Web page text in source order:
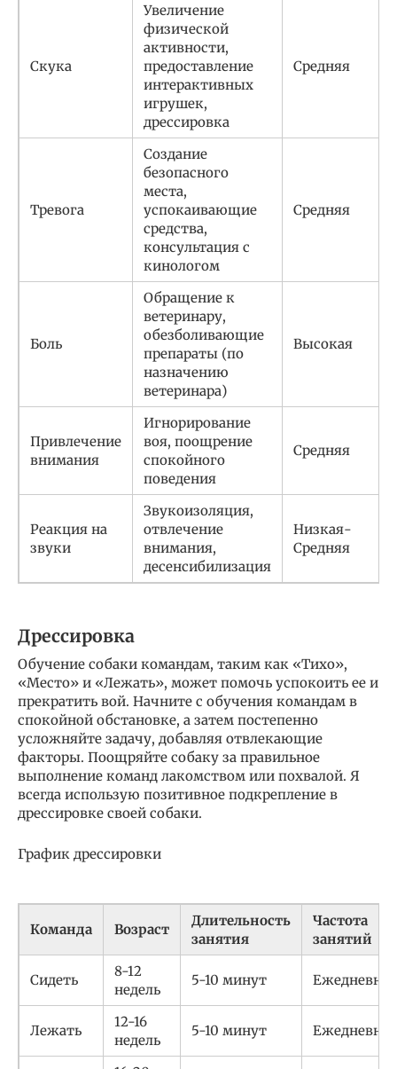
Скука
Увеличение
физической
активности,
предоставление
интерактивных
игрушек,
дрессировка
Средняя
Тревога
Создание
безопасного
места,
успокаивающие
средства,
консультация с
кинологом
Средняя
Боль
Обращение к
ветеринару,
обезболивающие
препараты (по
назначению
ветеринара)
Высокая
Привлечение
внимания
Игнорирование
воя, поощрение
спокойного
поведения
Средняя
Реакция на
звуки
Звукоизоляция,
отвлечение
внимания,
десенсибилизация
Низкая-
Средняя
Дрессировка
Обучение собаки командам, таким как «Тихо»,
«Место» и «Лежать», может помочь успокоить ее и
прекратить вой. Начните с обучения командам в
спокойной обстановке, а затем постепенно
усложняйте задачу, добавляя отвлекающие
факторы. Поощряйте собаку за правильное
выполнение команд лакомством или похвалой. Я
всегда использую позитивное подкрепление в
дрессировке своей собаки.
График дрессировки
Команда Возраст
Длительность
занятия
Частота
занятий
Сидеть
8-12
недель
5-10 минут Ежедневно
Лежать
12-16
недель
5-10 минут Ежедневно